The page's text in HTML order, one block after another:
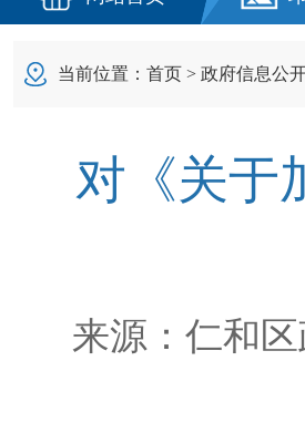
当前位置： 首页 > 政府信息公
对《关于
来源： 仁和